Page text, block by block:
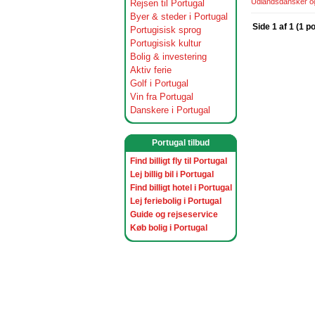
Rejsen til Portugal
Byer & steder i Portugal
Portugisisk sprog
Portugisisk kultur
Bolig & investering
Aktiv ferie
Golf i Portugal
Vin fra Portugal
Danskere i Portugal
Portugal tilbud
Find billigt fly til Portugal
Lej billig bil i Portugal
Find billigt hotel i Portugal
Lej feriebolig i Portugal
Guide og rejseservice
Køb bolig i Portugal
Side 1 af 1 (1